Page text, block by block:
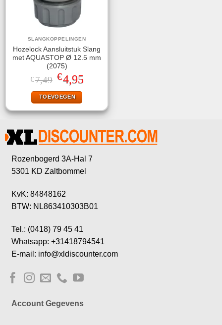
SLANGKOPPELINGEN
Hozelock Aansluitstuk Slang
met AQUASTOP Ø 12.5 mm
(2075)
€7,49 Oorspronkelijke
prijs
was:
€7,49.
€4,95Huidige
prijs
is:
€4,95.
TOEVOEGEN
Rozenbogerd 3A-Hal 7
5301 KD Zaltbommel
KvK: 84848162
BTW: NL863410303B01
Tel.: (0418) 79 45 41
Whatsapp: +31418794541
E-mail: info@xldiscounter.com
Account Gegevens